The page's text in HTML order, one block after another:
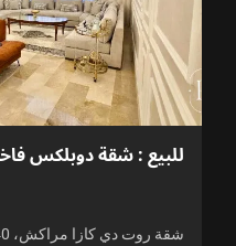
للبيع : شقة دوبلكس